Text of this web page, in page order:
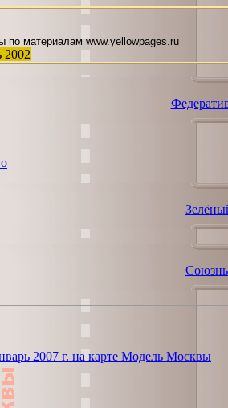
по материалам www.yellowpages.ru
2002
2007 г. на карте Модель Москвы